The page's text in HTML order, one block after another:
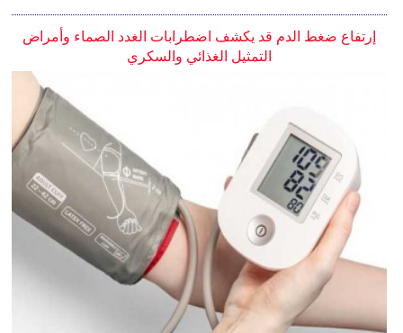
إرتفاع ضغط الدم قد يكشف اضطرابات الغدد الصماء وأمراض
التمثيل الغذائي والسكري